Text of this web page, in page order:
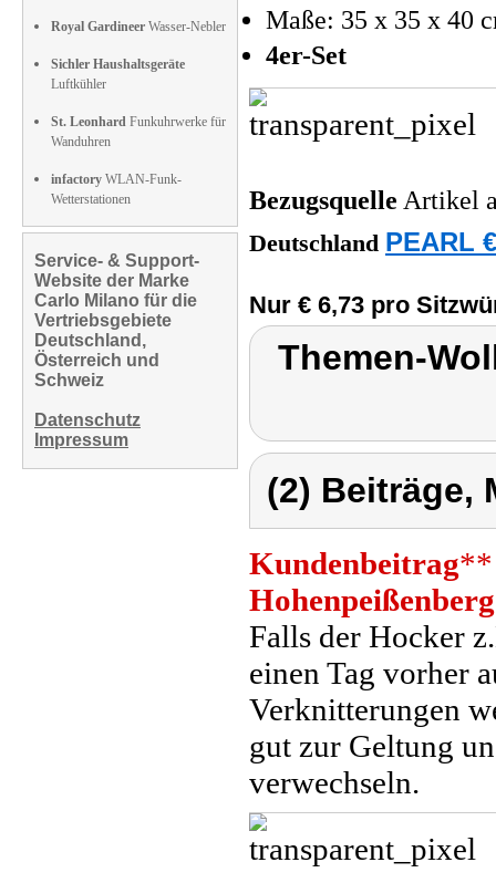
Royal Gardineer Wasser-Nebler
Sichler Haushaltsgeräte
Luftkühler
St. Leonhard Funkuhrwerke für
Wanduhren
infactory WLAN-Funk-
Wetterstationen
Service- & Support-
Website der Marke
Carlo Milano für die
Vertriebsgebiete
Deutschland,
Österreich und
Schweiz
Datenschutz
Impressum
Maße: 35 x 35 x 40
4er-Set
Bezugsquelle Artikel
Deutschland PEARL
Nur € 6,73 pro
Themen-
(2) Beiträge,
Kundenbeitrag**
Hohenpeißenberg
Falls der Hocker
einen Tag vorher
Verknitterungen
gut zur Geltung
verwechseln.